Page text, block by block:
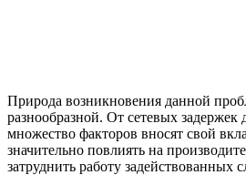
Природа возникновения данной
разнообразной. От сетевых задержек
множество факторов вносят свой
значительно повлиять на
затруднить работу задействованных